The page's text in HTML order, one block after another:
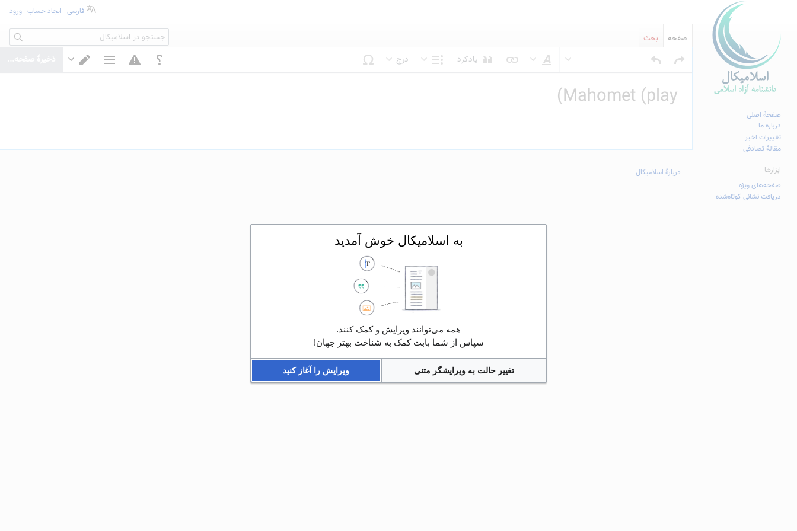
یادکرد
درج
Mahomet (play)
ناوبری
جستجو
فارسی ایجاد حساب ورود
صفحه بحث جستجو
صفحهٔ اصلی
درباره ما
تغییرات اخیر
مقالهٔ تصادفی
ابزارها
صفحه‌های ویژه
دریافت نشانی کوتاه‌شده
دربارهٔ اسلامیکال
به اسلامیکال خوش آمدید
همه می‌توانند ویرایش و کمک کنند.
سپاس از شما بابت کمک به شناخت بهتر جهان!
تغییر حالت به ویرایشگر متنی ویرایش را آغاز کنید